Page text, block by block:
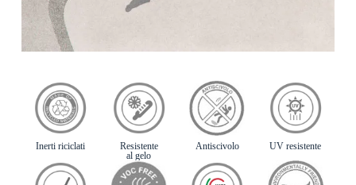
Inerti riciclati
Resistente
al gelo
Antiscivolo UV resistente